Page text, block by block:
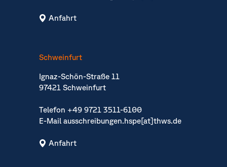
Anfahrt
Schweinfurt
Ignaz-Schön-Straße 11
97421 Schweinfurt
Telefon +49 9721 3511-6100
E-Mail ausschreibungen.hspe[at]thws.de
Anfahrt